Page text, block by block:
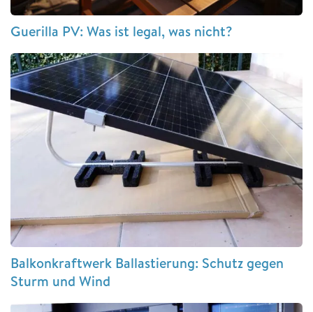
Guerilla PV: Was ist legal, was nicht?
Balkonkraftwerk Ballastierung: Schutz gegen
Sturm und Wind